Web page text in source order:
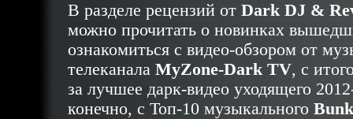
В разделе рецензий от Dark DJ &
можно прочитать о новинках
ознакомиться с видео-обзором от
телеканала MyZone-Dark TV, с
за лучшее дарк-видео уходящего
конечно, с Топ-10 музыкального